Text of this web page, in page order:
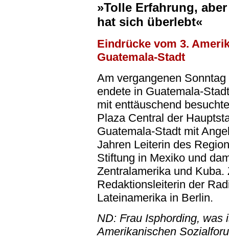
»Tolle Erfahrung,
hat sich überlebt«
Eindrücke vom 3.
Guatemala-Stadt
Am vergangenen
endete in Guatemala-
mit enttäuschend
Plaza Central der
Guatemala-Stadt mit
Jahren Leiterin des
Stiftung in Mexiko und
Zentralamerika und
Redaktionsleiterin der
Lateinamerika in Berlin.
ND: Frau Isphording, was
Amerikanischen